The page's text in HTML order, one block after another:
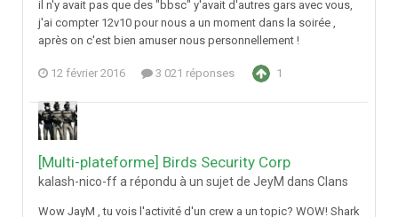
il n'y avait pas que des "bbsc" y'avait d'autres gars avec vous,
j'ai compter 12v10 pour nous a un moment dans la soirée ,
après on c'est bien amuser nous personnellement !
12 février 2016 3 021 réponses 1
[Multi-plateforme] Birds Security Corp
kalash-nico-ff a répondu à un sujet de JeyM dans Clans
Wow JayM , tu vois l'activité d'un crew a un topic? WOW! Shark